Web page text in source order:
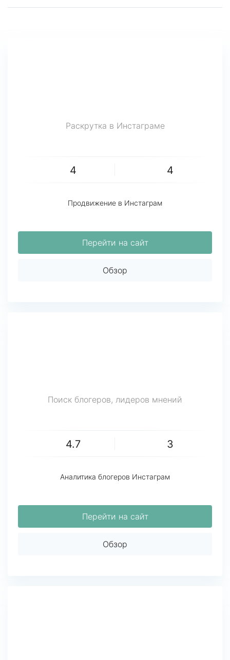
Раскрутка в Инстаграме
4 4
Продвижение в Инстаграм
Перейти на сайт
Обзор
Поиск блогеров, лидеров мнений
4.7 3
Аналитика блогеров Инстаграм
Перейти на сайт
Обзор